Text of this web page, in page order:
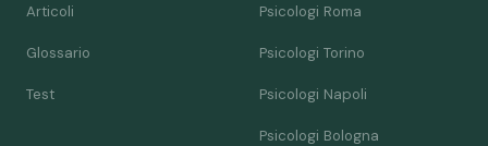
Articoli
Glossario
Test
Psicologi Roma
Psicologi Torino
Psicologi Napoli
Psicologi Bologna